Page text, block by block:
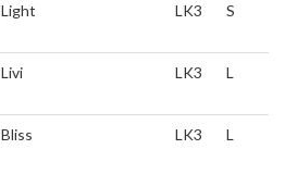
Light LK3 S
Livi LK3 L
Bliss LK3 L